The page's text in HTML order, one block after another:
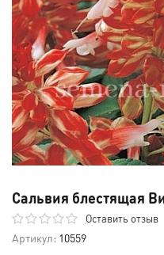
Сальвия блестящая
Оставить отзыв
Артикул: 10559